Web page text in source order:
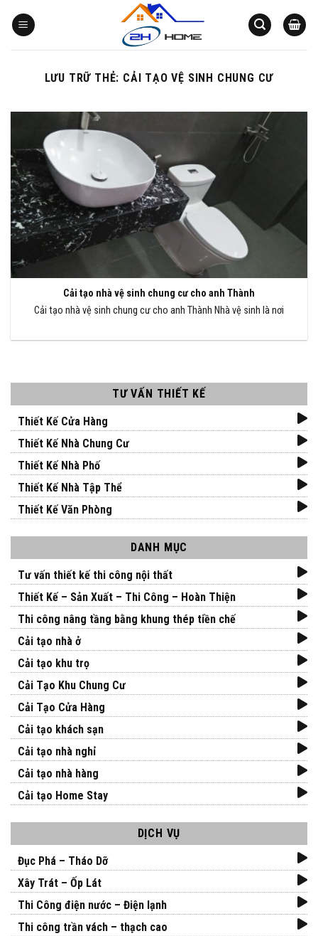
qua
LƯU TRỮ THẺ: CẢI TẠO VỆ SINH CHUNG CƯ
TƯ VẤN THIẾT KẾ
Thiết Kế Cửa Hàng
Thiết Kế Nhà Chung Cư
Thiết Kế Nhà Phố
Thiết Kế Nhà Tập Thể
Thiết Kế Văn Phòng
DANH MỤC
Tư vấn thiết kế thi công nội thất
Thiết Kế – Sản Xuất – Thi Công – Hoàn Thiện
Thi công nâng tầng bằng khung thép tiền chế
Cải tạo nhà ở
Cải tạo khu trọ
Cải Tạo Khu Chung Cư
Cải Tạo Cửa Hàng
Cải tạo khách sạn
Cải tạo nhà nghỉ
Cải tạo nhà hàng
Cải tạo Home Stay
DỊCH VỤ
Đục Phá – Tháo Dỡ
Xây Trát – Ốp Lát
Thi Công điện nước – Điện lạnh
Thi công trần vách – thạch cao
Cải tạo nhà vệ sinh chung cư cho anh Thành
Cải tạo nhà vệ sinh chung cư cho anh Thành Nhà vệ sinh là nơi